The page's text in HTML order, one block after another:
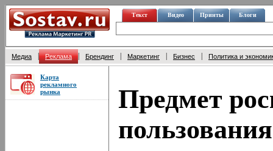
Текст Видео Принты Блоги
Медиа Реклама Брендинг Маркетинг Бизнес Политика и
Карта
рекламного
рынка
Предмет
пользования